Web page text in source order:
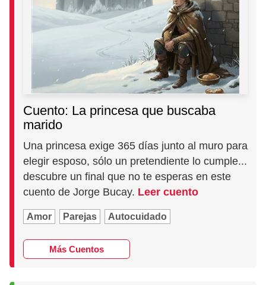
Cuento: La princesa que buscaba
marido
Una princesa exige 365 días junto al muro para
elegir esposo, sólo un pretendiente lo cumple...
descubre un final que no te esperas en este
cuento de Jorge Bucay. Leer cuento
Amor Parejas Autocuidado
Más Cuentos